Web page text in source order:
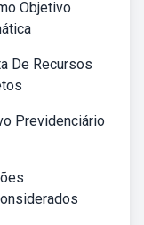
Objetivo
De Recursos
Previdenciário